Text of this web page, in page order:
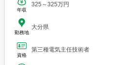
年収
325～325万円
勤務地
大分県
資格
第三種電気主任技術者